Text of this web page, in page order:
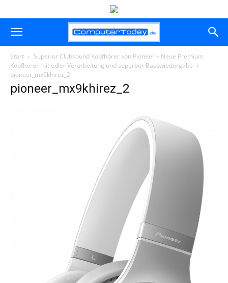
Start
Superior Clubsound Kopfhörer von Pioneer – Neue Premium
Kopfhörer mit edler Verarbeitung und superber Basswiedergabe
pioneer_mx9khirez_2
pioneer_mx9khirez_2